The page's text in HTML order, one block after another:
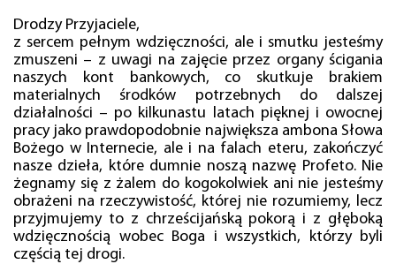
Drodzy Przyjaciele,
z sercem pełnym wdzięczności, ale i smutku jesteśmy
zmuszeni – z uwagi na zajęcie przez organy ścigania
naszych kont bankowych, co skutkuje brakiem
materialnych środków potrzebnych do dalszej
działalności – po kilkunastu latach pięknej i owocnej
pracy jako prawdopodobnie największa ambona Słowa
Bożego w Internecie, ale i na falach eteru, zakończyć
nasze dzieła, które dumnie noszą nazwę Profeto. Nie
żegnamy się z żalem do kogokolwiek ani nie jesteśmy
obrażeni na rzeczywistość, której nie rozumiemy, lecz
przyjmujemy to z chrześcijańską pokorą i z głęboką
wdzięcznością wobec Boga i wszystkich, którzy byli
częścią tej drogi.